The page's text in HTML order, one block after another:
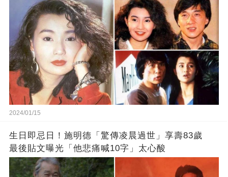
2024/01/15
生日即忌日！施明德「驚傳凌晨過世」享壽83歲
最後貼文曝光「他悲痛喊10字」太心酸